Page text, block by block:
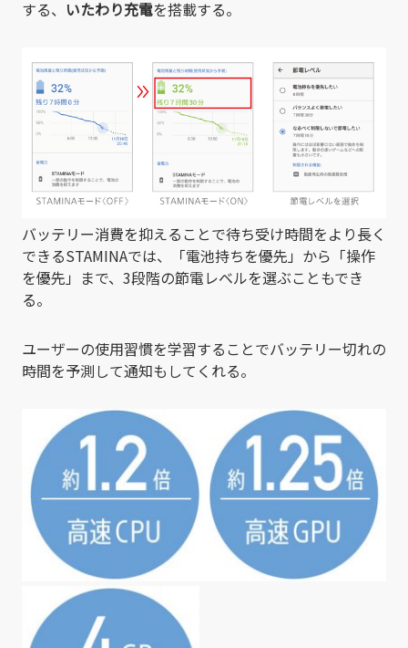
する、 いたわり充電を搭載する。
バッテリー消費を抑えることで待ち受け時間をより長く
できるSTAMINAでは、「電池持ちを優先」から「操作
を優先」まで、3段階の節電レベルを選ぶこともでき
る。
ユーザーの使用習慣を学習することでバッテリー切れの
時間を予測して通知もしてくれる。